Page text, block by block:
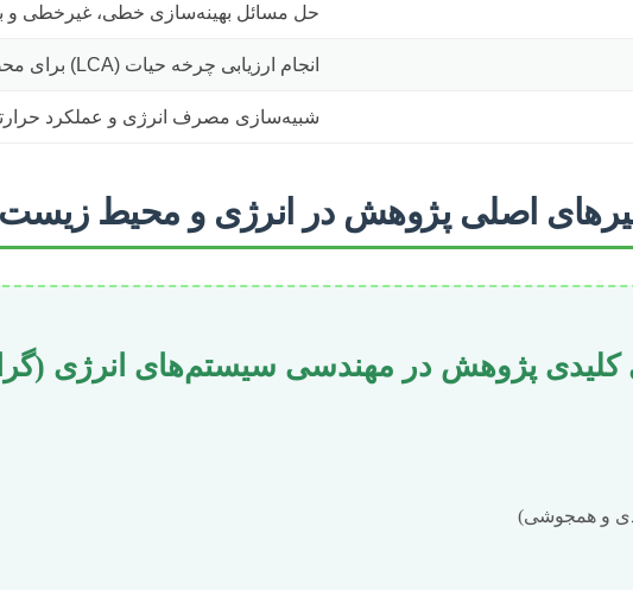
حل مسائل بهینه‌سازی خطی، غیرخطی و
انجام ارزیابی چرخه حیات (LCA) برای محصولات، فرآیندها و سیستم‌های انرژی.
شبیه‌سازی مصرف انرژی و عملکرد
اصلی پژوهش در انرژی و محیط زیست
کلیدی پژوهش در مهندسی سیستم‌های انرژی